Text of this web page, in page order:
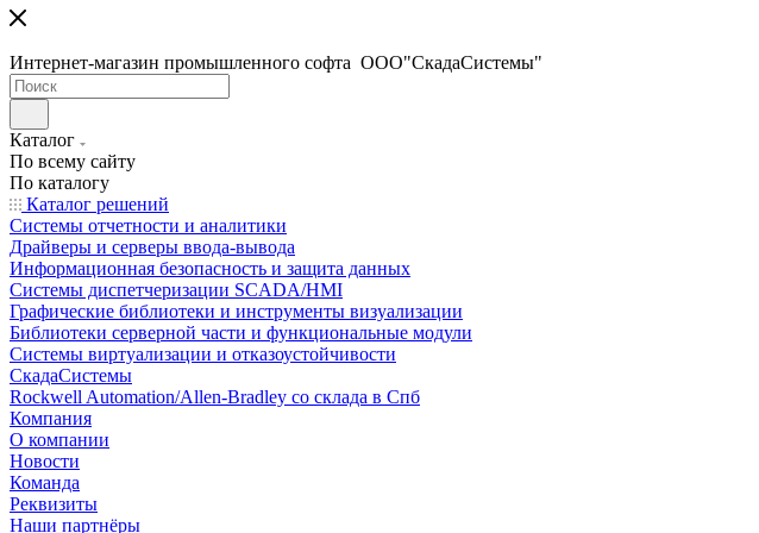
Интернет-магазин промышленного софта ООО"СкадаСистемы"
Каталог
По всему сайту
По каталогу
Каталог решений
Системы отчетности и аналитики
Драйверы и серверы ввода-вывода
Информационная безопасность и защита данных
Системы диспетчеризации SCADA/HMI
Графические библиотеки и инструменты визуализации
Библиотеки серверной части и функциональные модули
Системы виртуализации и отказоустойчивости
СкадаСистемы
Rockwell Automation/Allen-Bradley со склада в Спб
Компания
О компании
Новости
Команда
Реквизиты
Наши партнёры